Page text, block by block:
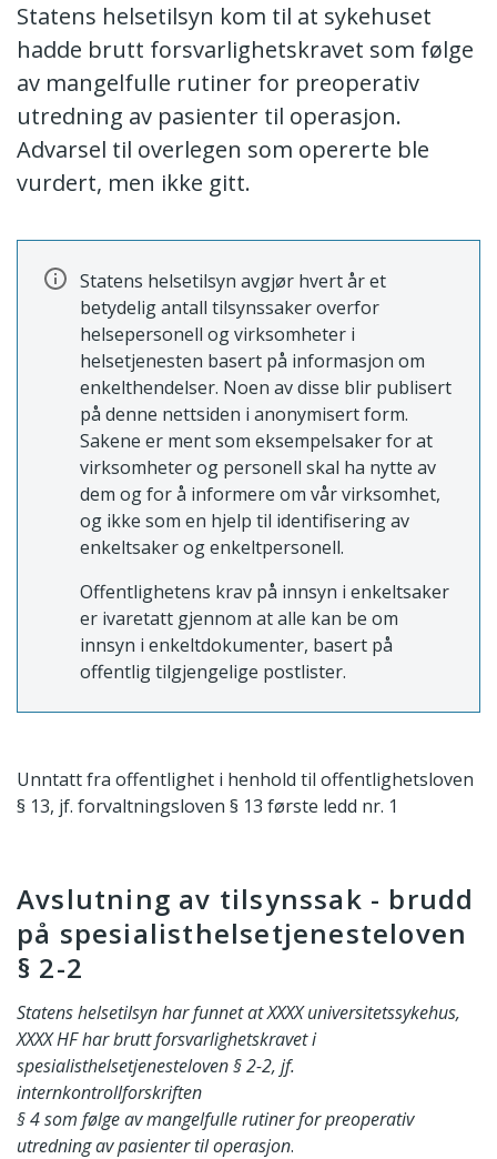
Statens helsetilsyn kom til at sykehuset
hadde brutt forsvarlighetskravet som følge
av mangelfulle rutiner for preoperativ
utredning av pasienter til operasjon.
Advarsel til overlegen som opererte ble
vurdert, men ikke gitt.
Statens helsetilsyn avgjør hvert år et
betydelig antall tilsynssaker overfor
helsepersonell og virksomheter i
helsetjenesten basert på informasjon om
enkelthendelser. Noen av disse blir publisert
på denne nettsiden i anonymisert form.
Sakene er ment som eksempelsaker for at
virksomheter og personell skal ha nytte av
dem og for å informere om vår virksomhet,
og ikke som en hjelp til identifisering av
enkeltsaker og enkeltpersonell.
Offentlighetens krav på innsyn i enkeltsaker
er ivaretatt gjennom at alle kan be om
innsyn i enkeltdokumenter, basert på
offentlig tilgjengelige postlister.
Unntatt fra offentlighet i henhold til offentlighetsloven
§ 13, jf. forvaltningsloven § 13 første ledd nr. 1
Avslutning av tilsynssak - brudd
på spesialisthelsetjenesteloven
§ 2-2
Statens helsetilsyn har funnet at XXXX universitetssykehus,
XXXX HF har brutt forsvarlighetskravet i
spesialisthelsetjenesteloven § 2-2, jf.
internkontrollforskriften
§ 4 som følge av mangelfulle rutiner for preoperativ
utredning av pasienter til operasjon.